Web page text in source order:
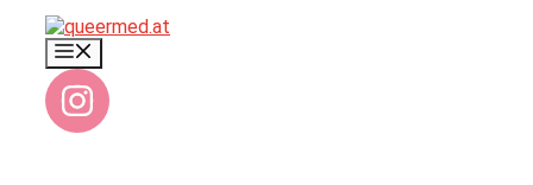
Inhalt
springen